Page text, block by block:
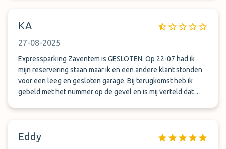
KA
27-08-2025
Expressparking Zaventem is GESLOTEN. Op 22-07 had ik
mijn reservering staan maar ik en een andere klant stonden
voor een leeg en gesloten garage. Bij terugkomst heb ik
gebeld met het nummer op de gevel en is mij verteld dat
Eddy